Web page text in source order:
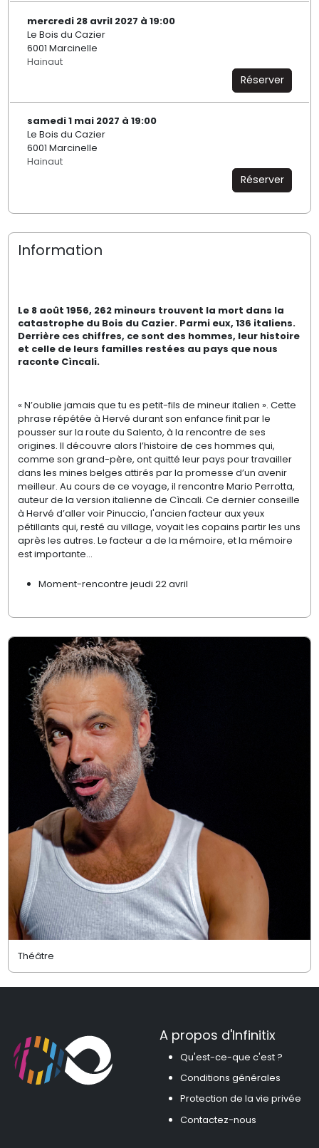
mercredi 28 avril 2027 à 19:00
Le Bois du Cazier
6001 Marcinelle
Hainaut
Réserver
samedi 1 mai 2027 à 19:00
Le Bois du Cazier
6001 Marcinelle
Hainaut
Réserver
Information
Le 8 août 1956, 262 mineurs trouvent la mort dans la
catastrophe du Bois du Cazier. Parmi eux, 136 italiens.
Derrière ces chiffres, ce sont des hommes, leur histoire
et celle de leurs familles restées au pays que nous
raconte Cìncali.
« N’oublie jamais que tu es petit-fils de mineur italien ». Cette
phrase répétée à Hervé durant son enfance finit par le
pousser sur la route du Salento, à la rencontre de ses
origines. Il découvre alors l’histoire de ces hommes qui,
comme son grand-père, ont quitté leur pays pour travailler
dans les mines belges attirés par la promesse d’un avenir
meilleur. Au cours de ce voyage, il rencontre Mario Perrotta,
auteur de la version italienne de Cìncali. Ce dernier conseille
à Hervé d’aller voir Pinuccio, l'ancien facteur aux yeux
pétillants qui, resté au village, voyait les copains partir les uns
après les autres. Le facteur a de la mémoire, et la mémoire
est importante…
Moment-rencontre jeudi 22 avril
Théâtre
A propos d'Infinitix
Qu'est-ce-que c'est ?
Conditions générales
Protection de la vie privée
Contactez-nous